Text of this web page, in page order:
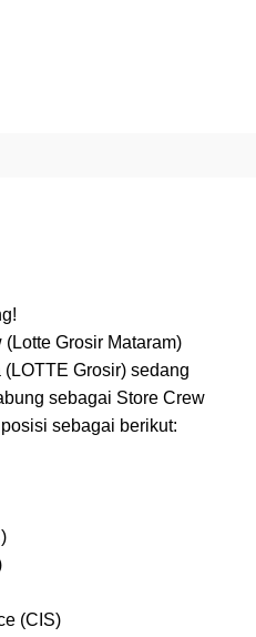
Grosir Mataram)
Grosir) sedang
sebagai Store Crew
sebagai berikut:
(CIS)